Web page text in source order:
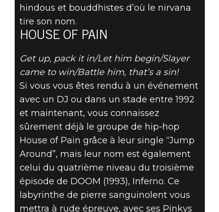
hindous et bouddhistes d’où le nirvana
tire son nom.
HOUSE OF PAIN
Get up, pack it in/Let him begin/Slayer
came to win/Battle him, that’s a sin!
Si vous vous êtes rendu à un événement
avec un DJ ou dans un stade entre 1992
et maintenant, vous connaissez
sûrement déjà le groupe de hip-hop
House of Pain grâce à leur single “Jump
Around”, mais leur nom est également
celui du quatrième niveau du troisième
épisode de DOOM (1993), Inferno. Ce
labyrinthe de pierre sanguinolent vous
mettra à rude épreuve, avec ses Pinkys